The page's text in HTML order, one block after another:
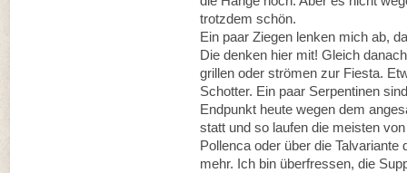
trotzdem schön.
Ein paar Ziegen lenken mich ab,
Die denken hier mit! Gleich
grillen oder strömen zur Fiesta.
Schotter. Ein paar Serpentinen
Endpunkt heute wegen dem
statt und so laufen die meisten
Pollenca oder über die
mehr. Ich bin überfressen, die